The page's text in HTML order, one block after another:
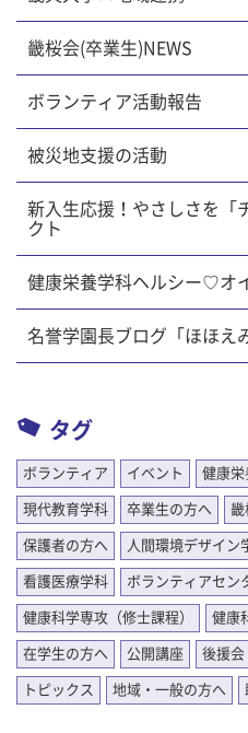
畿桜会(卒業生)NEWS
ボランティア活動報告
被災地支援の活動
新入生応援！やさしさを「
クト
健康栄養学科ヘルシー♡オ
名誉学園長ブログ「ほほえ
タグ
ボランティア イベント 健康栄
現代教育学科 卒業生の方へ 畿
保護者の方へ 人間環境デザイン
看護医療学科 ボランティアセン
健康科学専攻（修士課程） 健康
在学生の方へ 公開講座 後援会
トピックス 地域・一般の方へ